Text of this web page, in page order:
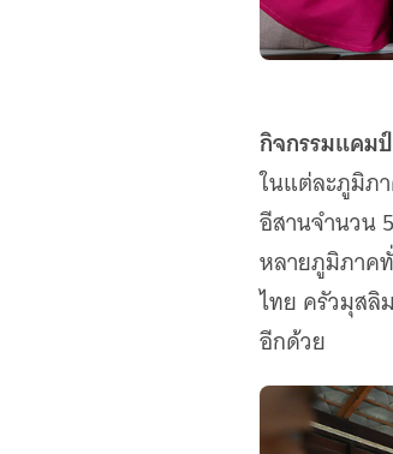
กิจกรรมแคม
ในแต่ละภูมิภ
อีสานจำนวน
หลายภูมิภาค
ไทย ครัวมุสลิ
อีกด้วย